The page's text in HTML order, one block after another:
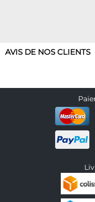
AVIS DE NOS CLIENTS